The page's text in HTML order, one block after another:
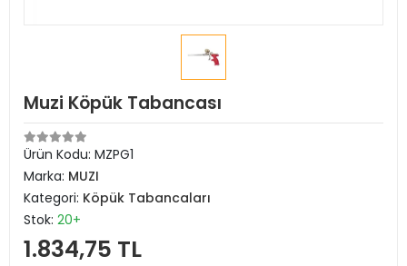
Muzi Köpük Tabancası
Ürün Kodu: MZPG1
Marka: MUZI
Kategori: Köpük Tabancaları
Stok: 20+
1.834,75 TL